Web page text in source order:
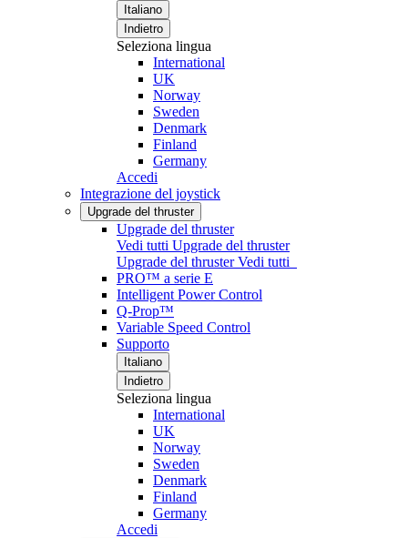
Italiano
Indietro
Seleziona lingua
International
UK
Norway
Sweden
Denmark
Finland
Germany
Accedi
Integrazione del joystick
Upgrade del thruster
Upgrade del thruster
Vedi tutti Upgrade del thruster
Upgrade del thrusterVedi tutti
PRO™ a serie E
Intelligent Power Control
Q-Prop™
Variable Speed Control
Supporto
Italiano
Indietro
Seleziona lingua
International
UK
Norway
Sweden
Denmark
Finland
Germany
Accedi